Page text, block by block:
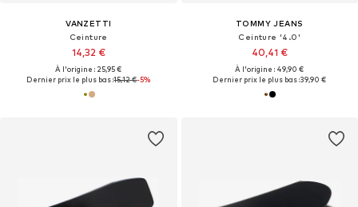
VANZETTI
Ceinture
14,32 €
À l'origine : 25,95 €
Dernier prix le plus bas :15,12 €-5%
TOMMY JEANS
Ceinture '4.0'
40,41 €
À l'origine : 49,90 €
Dernier prix le plus bas :39,90 €